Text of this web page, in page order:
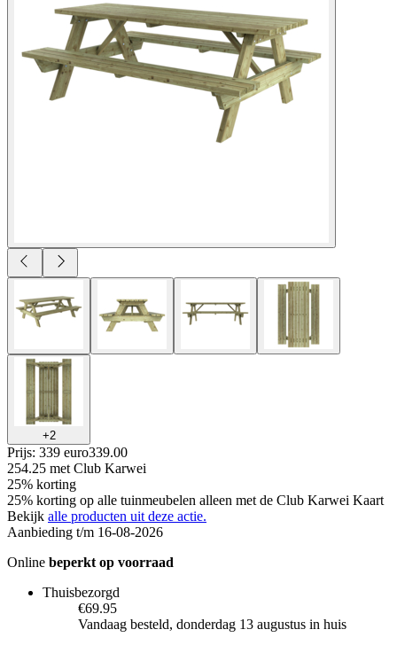
+2
Prijs: 339 euro339.00
254.25 met Club Karwei
25% korting
25% korting op alle tuinmeubelen alleen met de Club Karwei Kaart
Bekijk alle producten uit deze actie.
Aanbieding t/m 16-08-2026
Online beperkt op voorraad
Thuisbezorgd
€69.95
Vandaag besteld, donderdag 13 augustus in huis